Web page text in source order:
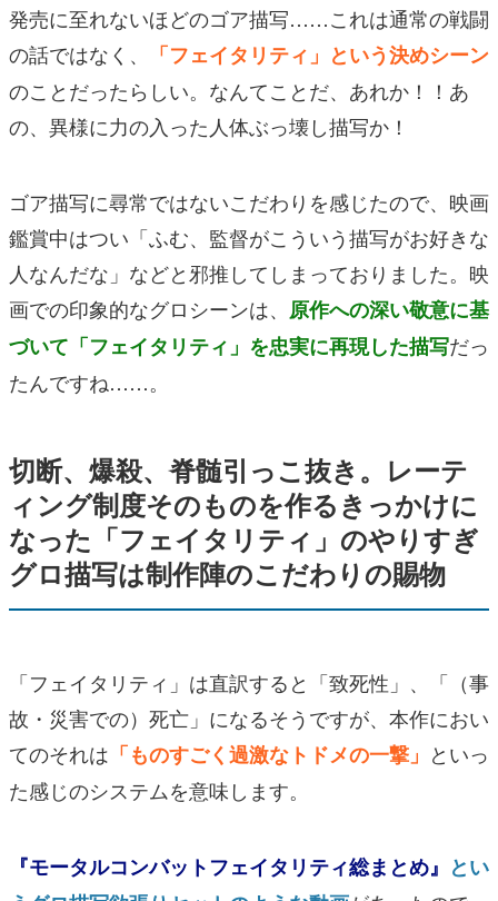
発売に至れないほどのゴア描写……これは通常の戦闘
の話ではなく、
「フェイタリティ」という決めシーン
のことだったらしい。なんてことだ、あれか！！あ
の、異様に力の入った人体ぶっ壊し描写か！
ゴア描写に尋常ではないこだわりを感じたので、映画
鑑賞中はつい「ふむ、監督がこういう描写がお好きな
人なんだな」などと邪推してしまっておりました。映
画での印象的なグロシーンは、 原作への深い敬意に基
づいて「フェイタリティ」を忠実に再現した描写だっ
たんですね……。
切断、爆殺、脊髄引っこ抜き。レーテ
ィング制度そのものを作るきっかけに
なった「フェイタリティ」のやりすぎ
グロ描写は制作陣のこだわりの賜物
「フェイタリティ」は直訳すると「致死性」、「（事
故・災害での）死亡」になるそうですが、本作におい
てのそれは 「ものすごく過激なトドメの一撃」 といっ
た感じのシステムを意味します。
『モータルコンバットフェイタリティ総まとめ』 とい